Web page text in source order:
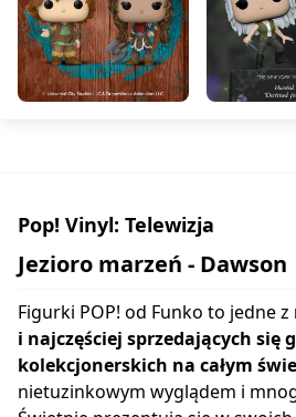
Pop! Vinyl: Telewizja
Jezioro marzeń - Dawson
Figurki POP! od Funko to jedne z
i najczęściej sprzedających się
kolekcjonerskich na całym
nietuzinkowym wyglądem i